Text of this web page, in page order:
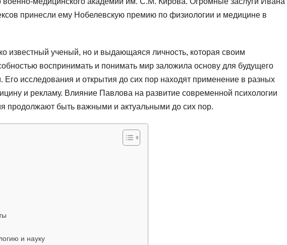
принесли ему Нобелевскую премию по физиологии и медицине в
известный ученый, но и выдающаяся личность, которая своим
воспринимать и понимать мир заложила основу для будущего
Его исследования и открытия до сих пор находят применение в разных
и рекламу. Влияние Павлова на развитие современной психологии
продолжают быть важными и актуальными до сих пор.
и науку